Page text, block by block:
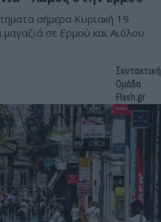
σήμερα Κυριακή 19
μαγαζιά σε Ερμού και Αιόλου
Συντακτική
Ομάδα
Flash.gr